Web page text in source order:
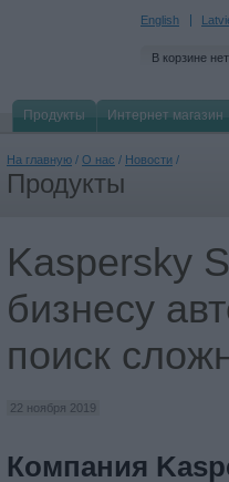
English
В корзине
Продукты Интернет магазин
На главную / О нас / Новости /
Продукты
Kaspersky
бизнесу
поиск
22 ноября 2019
Компания